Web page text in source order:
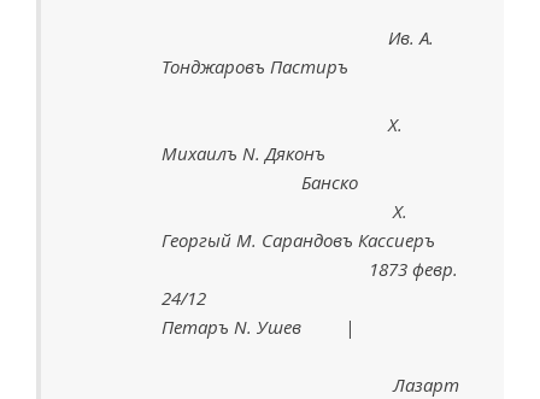
Ив. А.
Тонджаровъ Пастиръ
Х.
Михаилъ N. Дяконъ
Банско
Х.
Георгый М. Сарандовъ Кассиеръ
1873 февр.
24/12
Петаръ N. Ушев |
Лазарт